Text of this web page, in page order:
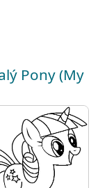
Pony (My